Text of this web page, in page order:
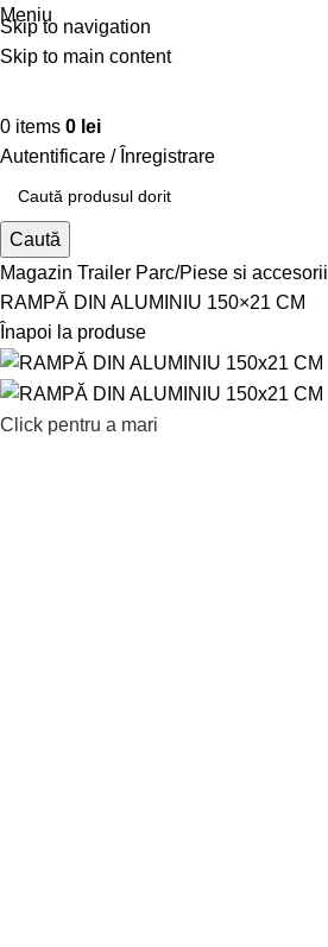
Skip to navigation
Skip to main content
Meniu
0 items 0 lei
Autentificare / Înregistrare
Caută
Magazin Trailer Parc Piese si accesorii
RAMPĂ DIN ALUMINIU 150×21 CM
Înapoi la produse
Click pentru a mari